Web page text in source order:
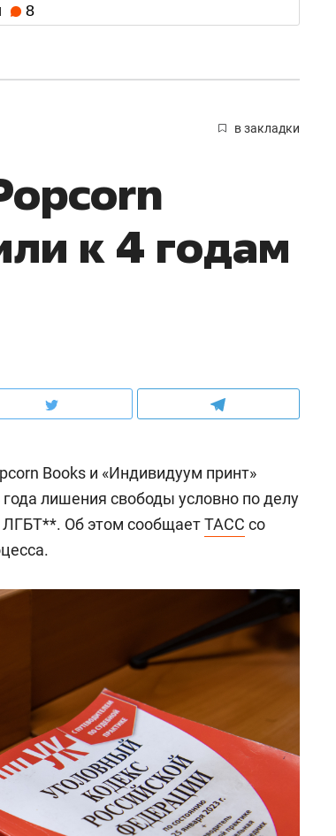
8
в закладки
к 4 годам
Books и «Индивидуум принт»
лишения свободы условно по делу
ЛГБТ**. Об этом сообщаетТАСС со